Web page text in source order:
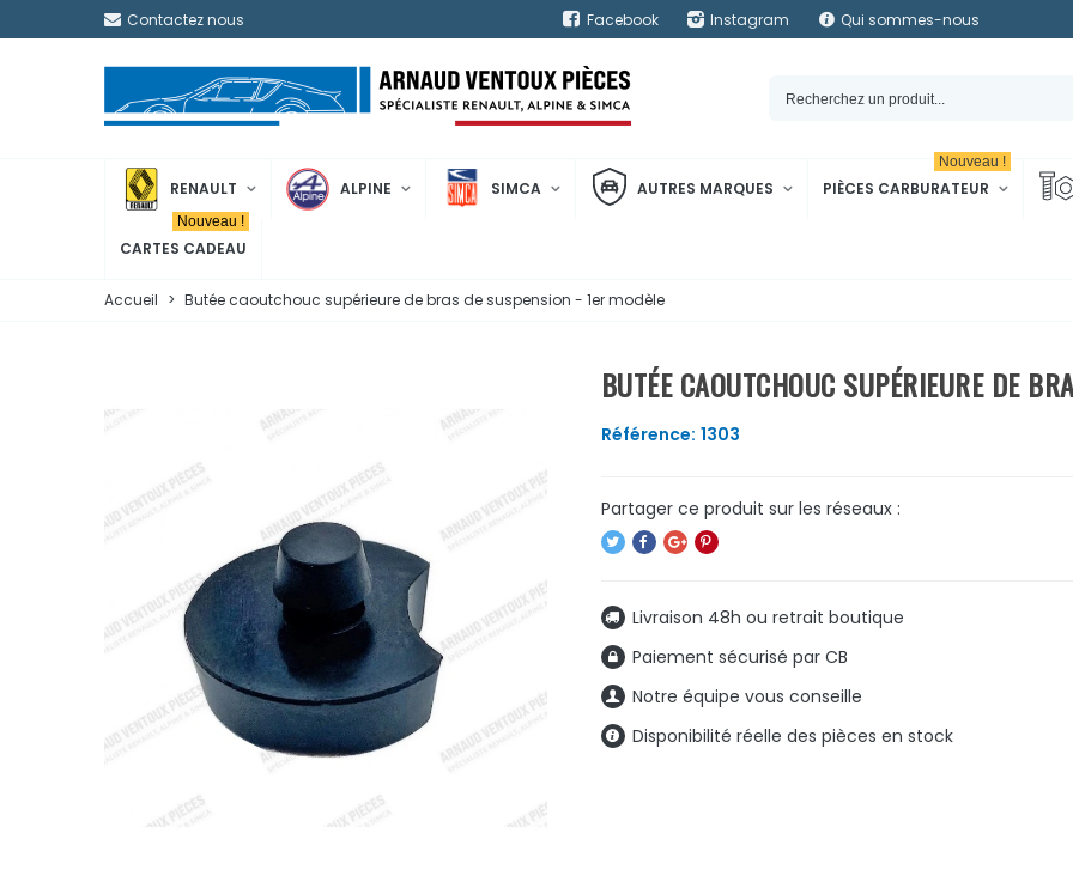
Contactez nous Facebook Instagram Qui sommes-nous
RENAULT ALPINE SIMCA AUTRES MARQUES PIÈCES CARBURATEUR
Nouveau !
CARTES CADEAU
Nouveau !
Accueil > Butée caoutchouc supérieure de bras de suspension - 1er modèle
BUTÉE CAOUTCHOUC SUPÉRIEURE DE
Référence: 1303
Livraison 48h ou retrait boutique
Paiement sécurisé par CB
Notre équipe vous conseille
Disponibilité réelle des pièces en stock